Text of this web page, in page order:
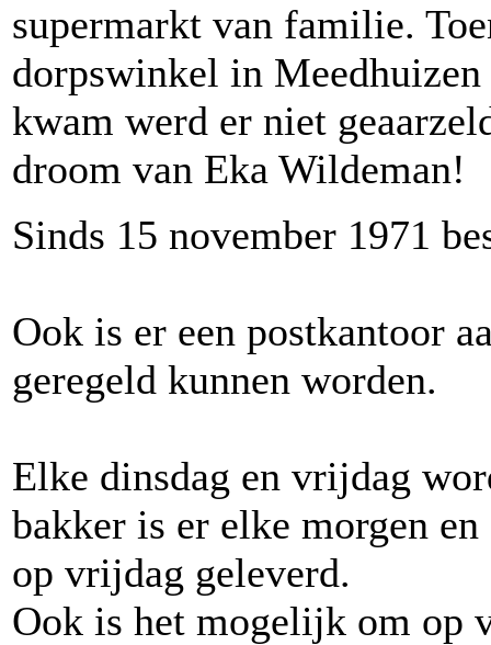
supermarkt van familie.
dorpswinkel in
kwam werd er niet
droom van Eka Wildeman!
Sinds 15 november 1971
Ook is er een postkantoor
geregeld kunnen worden.
Elke dinsdag en vrijdag
bakker is er elke morgen
op vrijdag geleverd.
Ook is het mogelijk om op